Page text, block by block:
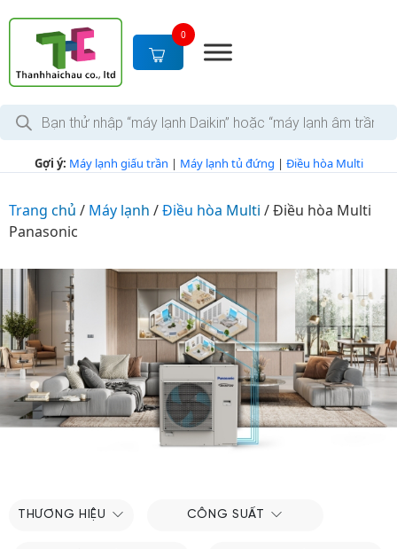
c
t
0
T
m
i
h
Gợi ý: Máy lạnh giấu trần | Máy lạnh tủ đứng | Điều hòa Multi
Trang chủ / Máy lạnh /Điều hòa Multi /Điều hòa Multi
Panasonic
THƯƠNG HIỆU CÔNG SUẤT